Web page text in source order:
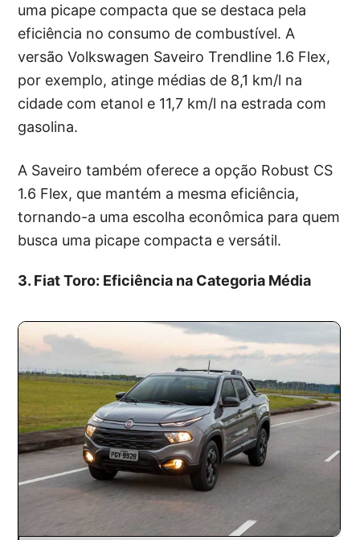
uma picape compacta que se destaca pela
eficiência no consumo de combustível. A
versão Volkswagen Saveiro Trendline 1.6 Flex,
por exemplo, atinge médias de 8,1 km/l na
cidade com etanol e 11,7 km/l na estrada com
gasolina.
A Saveiro também oferece a opção Robust CS
1.6 Flex, que mantém a mesma eficiência,
tornando-a uma escolha econômica para quem
busca uma picape compacta e versátil.
3. Fiat Toro: Eficiência na Categoria Média